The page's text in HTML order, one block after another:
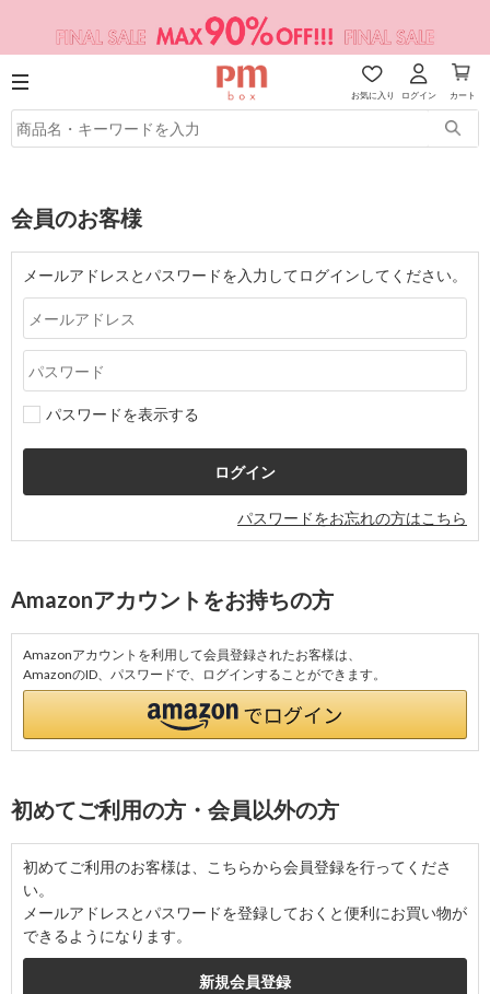
お気に入り ログイン カート
会員のお客様
メールアドレスとパスワードを入力してログインしてください。
パスワードを表示する
パスワードをお忘れの方はこちら
Amazonアカウントをお持ちの方
Amazonアカウントを利用して会員登録されたお客様は、
AmazonのID、パスワードで、ログインすることができます。
初めてご利用の方・会員以外の方
初めてご利用のお客様は、こちらから会員登録を行ってくださ
い。
メールアドレスとパスワードを登録しておくと便利にお買い物が
できるようになります。